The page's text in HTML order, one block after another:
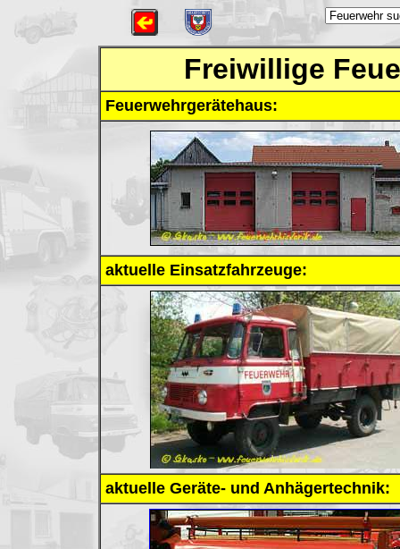
Freiwillige
Feuerwehrgerätehaus:
aktuelle Einsatzfahrzeuge:
aktuelle Geräte- und Anhägertechnik: